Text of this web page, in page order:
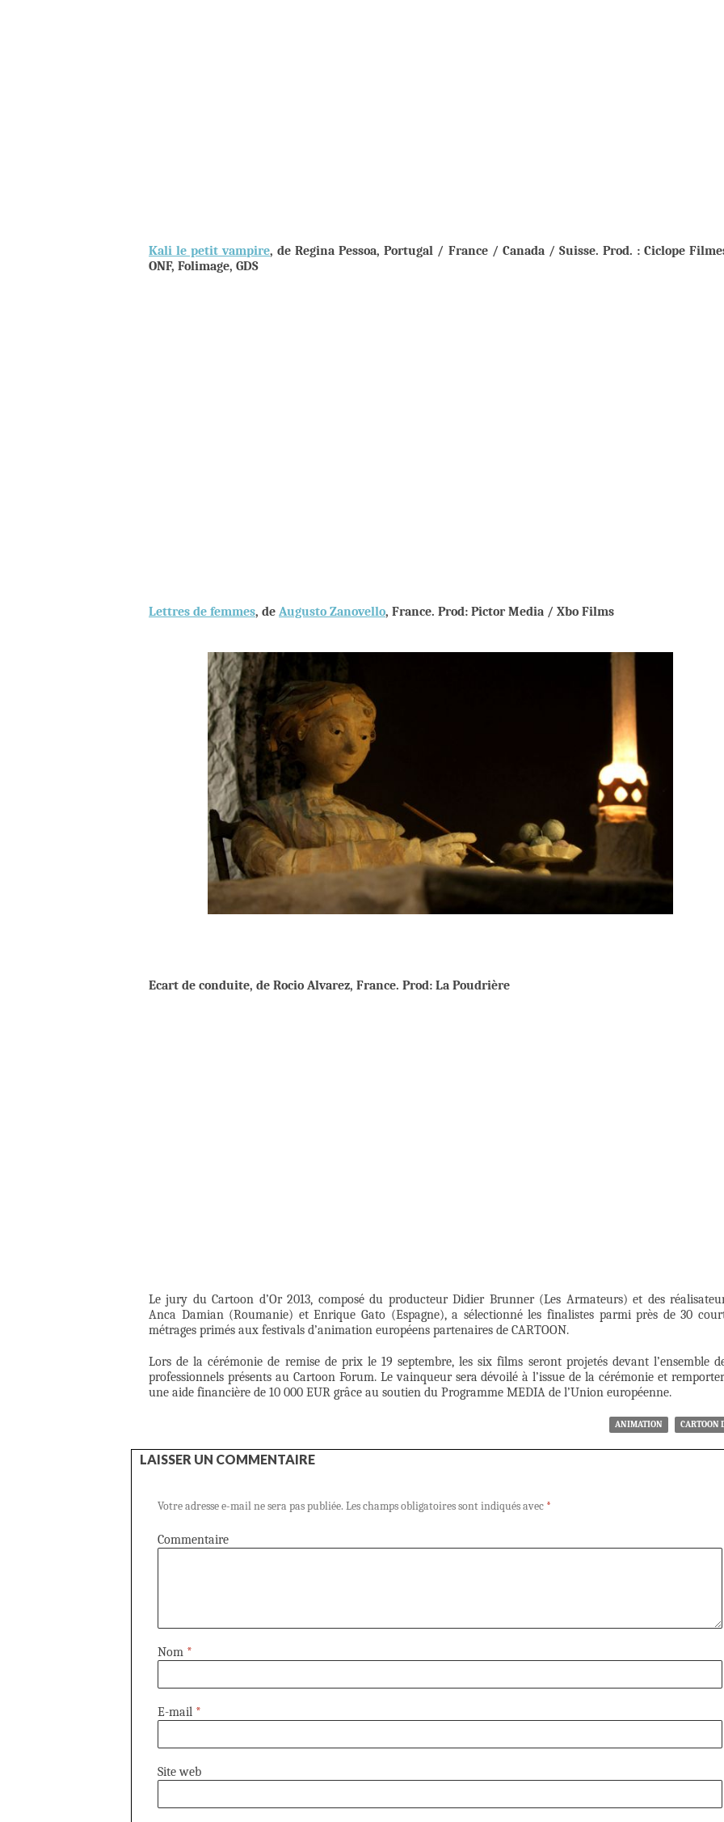
Kali le petit vampire, de Regina Pessoa, Portugal / France / Canada / Suisse. Prod. : Ciclope
ONF, Folimage, GDS
Lettres de femmes, de Augusto Zanovello, France. Prod: Pictor Media / Xbo Films
Ecart de conduite, de Rocio Alvarez, France. Prod: La Poudrière
Le jury du Cartoon d’Or 2013, composé du producteur Didier Brunner (Les Armateurs) et des
Anca Damian (Roumanie) et Enrique Gato (Espagne), a sélectionné les finalistes parmi près de 30
métrages primés aux festivals d’animation européens partenaires de CARTOON.
Lors de la cérémonie de remise de prix le 19 septembre, les six films seront projetés devant l’ensemble
professionnels présents au Cartoon Forum. Le vainqueur sera dévoilé à l’issue de la cérémonie et
une aide financière de 10 000 EUR grâce au soutien du Programme MEDIA de l’Union européenne.
ANIMATION CARTOON
LAISSER UN COMMENTAIRE
Votre adresse e-mail ne sera pas publiée. Les champs obligatoires sont indiqués avec *
Commentaire
Nom *
E-mail *
Site web